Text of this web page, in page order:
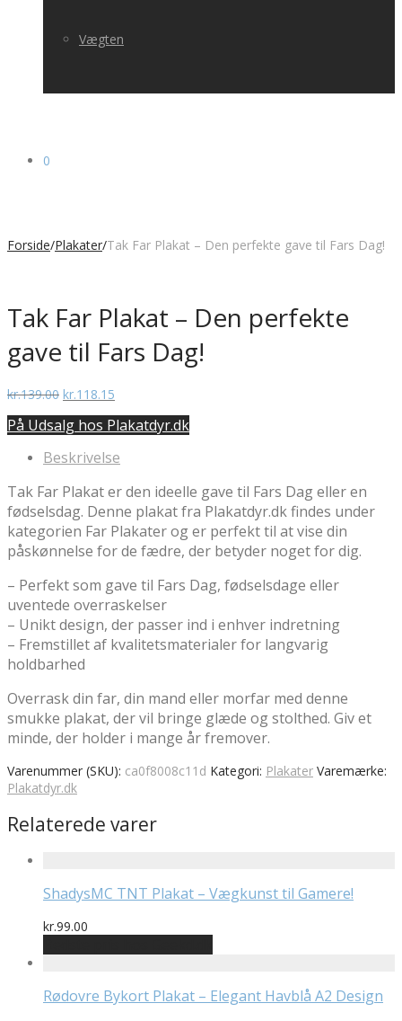
Vægten
0
Forside/Plakater/Tak Far Plakat – Den perfekte gave til Fars Dag!
Tak Far Plakat – Den perfekte
gave til Fars Dag!
kr.139.00 Den
pris
kr.139.00.
kr.118.15
pris
kr.118.15.
På Udsalg hos Plakatdyr.dk
Beskrivelse
Tak Far Plakat er den ideelle gave til Fars Dag eller en
fødselsdag. Denne plakat fra Plakatdyr.dk findes under
kategorien Far Plakater og er perfekt til at vise din
påskønnelse for de fædre, der betyder noget for dig.
– Perfekt som gave til Fars Dag, fødselsdage eller
uventede overraskelser
– Unikt design, der passer ind i enhver indretning
– Fremstillet af kvalitetsmaterialer for langvarig
holdbarhed
Overrask din far, din mand eller morfar med denne
smukke plakat, der vil bringe glæde og stolthed. Giv et
minde, der holder i mange år fremover.
Varenummer (SKU): ca0f8008c11d Kategori: Plakater Varemærke:
Plakatdyr.dk
Relaterede varer
ShadysMC TNT Plakat – Vægkunst til Gamere!
kr.99.00
Rødovre Bykort Plakat – Elegant Havblå A2 Design